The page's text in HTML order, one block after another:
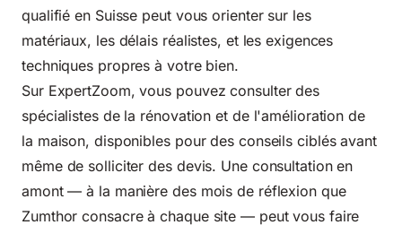
qualifié en Suisse peut vous orienter sur les
matériaux, les délais réalistes, et les exigences
techniques propres à votre bien.
Sur ExpertZoom, vous pouvez consulter des
spécialistes de la rénovation et de l'amélioration de
la maison, disponibles pour des conseils ciblés avant
même de solliciter des devis. Une consultation en
amont — à la manière des mois de réflexion que
Zumthor consacre à chaque site — peut vous faire